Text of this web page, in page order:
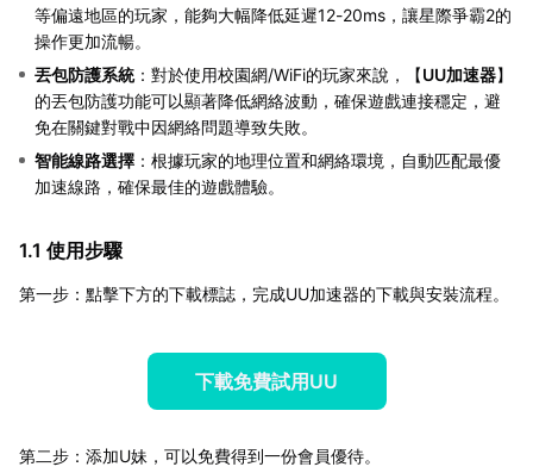
等偏遠地區的玩家，能夠大幅降低延遲12-20ms，讓星際爭霸2的
操作更加流暢。
丟包防護系統：對於使用校園網/WiFi的玩家來說，【UU加速器】
的丟包防護功能可以顯著降低網絡波動，確保遊戲連接穩定，避
免在關鍵對戰中因網絡問題導致失敗。
智能線路選擇 ：根據玩家的地理位置和網絡環境，自動匹配最優
加速線路，確保最佳的遊戲體驗。
1.1 使用步驟
第一步：點擊下方的下載標誌，完成UU加速器的下載與安裝流程。
下載免費試用UU
第二步：添加U妹，可以免費得到一份會員優待。